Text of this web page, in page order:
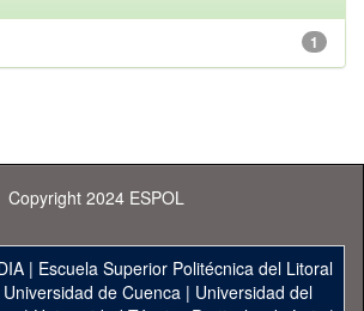
1
Copyright 2024 ESPOL
| Escuela Superior Politécnica del Litoral
Universidad de Cuenca| Universidad del